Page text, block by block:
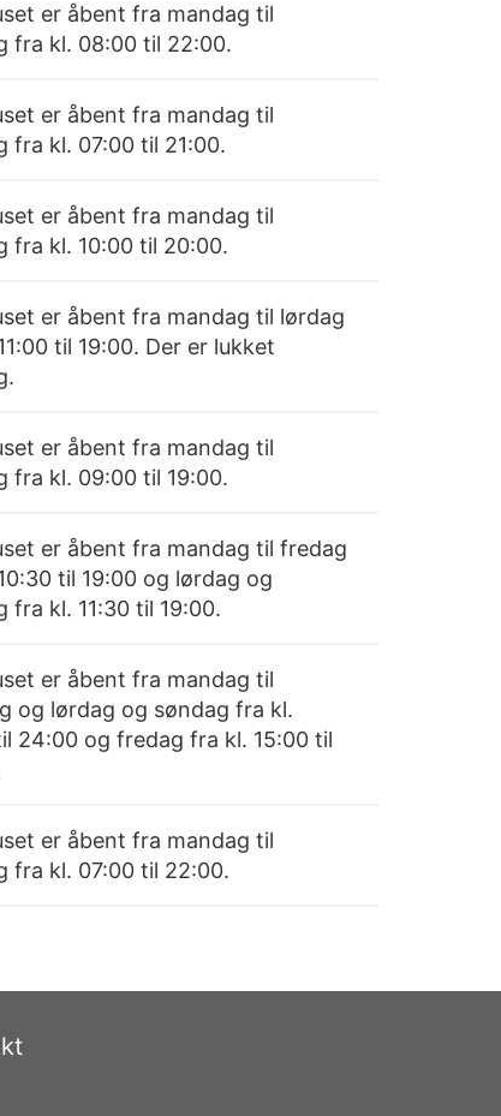
er åbent fra mandag til
fra kl. 08:00 til 22:00.
er åbent fra mandag til
fra kl. 07:00 til 21:00.
er åbent fra mandag til
fra kl. 10:00 til 20:00.
er åbent fra mandag til lørdag
til 19:00. Der er lukket
er åbent fra mandag til
fra kl. 09:00 til 19:00.
er åbent fra mandag til fredag
til 19:00 og lørdag og
fra kl. 11:30 til 19:00.
er åbent fra mandag til
og lørdag og søndag fra kl.
24:00 og fredag fra kl. 15:00 til
er åbent fra mandag til
fra kl. 07:00 til 22:00.